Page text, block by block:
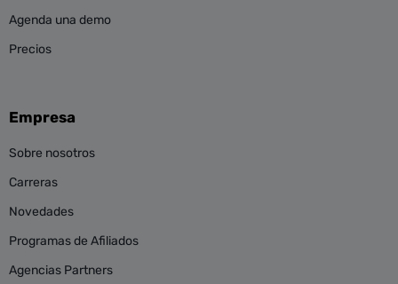
Agenda una demo
Precios
Empresa
Sobre nosotros
Carreras
Novedades
Programas de Afiliados
Agencias Partners